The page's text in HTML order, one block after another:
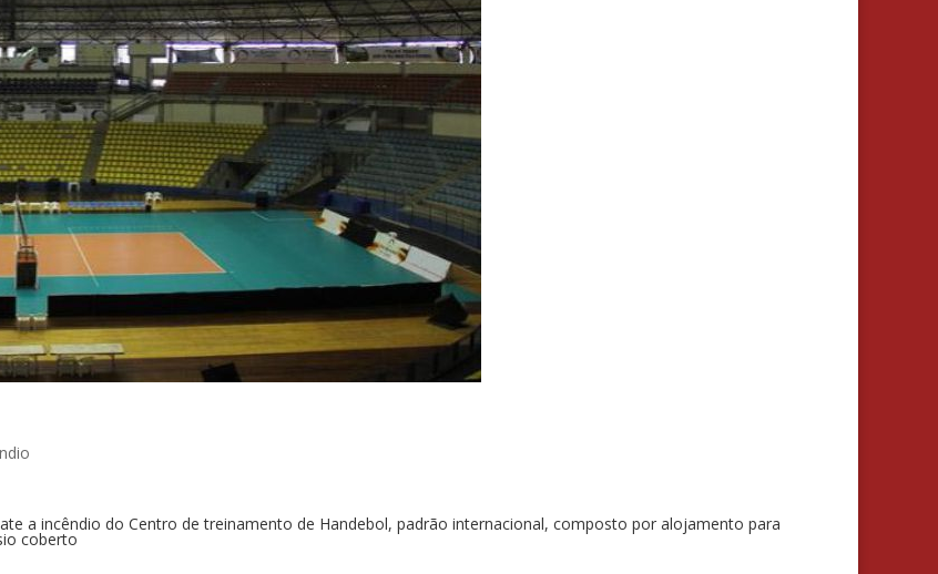
a incêndio do Centro de treinamento de Handebol, padrão internacional, composto por alojamento para
coberto